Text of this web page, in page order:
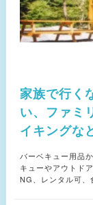
家族で行く
い、ファミ
イキングな
にも選ばれ
バーベキュー用品
キューやアウトドアが楽しめます。 【
NG、レンタル可、